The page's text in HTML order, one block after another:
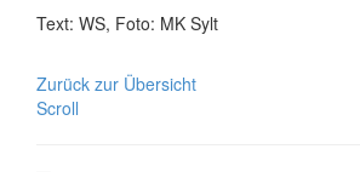
Text: WS, Foto: MK Sylt
Zurück zur Übersicht
Scroll